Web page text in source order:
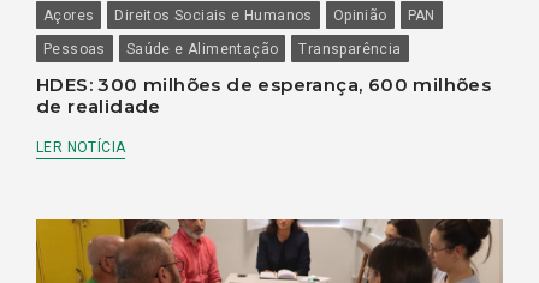
Açores Direitos Sociais e Humanos Opinião
PAN
Pessoas
Saúde e Alimentação Transparência
HDES: 300 milhões de esperança, 600 milhões
de realidade
LER NOTÍCIA